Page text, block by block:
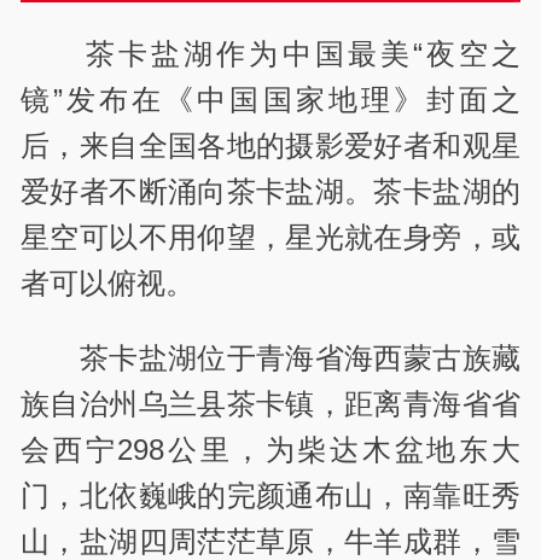
茶卡盐湖作为中国最美“夜空之
镜”发布在《中国国家地理》封面之
后，来自全国各地的摄影爱好者和观星
爱好者不断涌向茶卡盐湖。茶卡盐湖的
星空可以不用仰望，星光就在身旁，或
者可以俯视。
茶卡盐湖位于青海省海西蒙古族藏
族自治州乌兰县茶卡镇，距离青海省省
会西宁298公里，为柴达木盆地东大
门，北依巍峨的完颜通布山，南靠旺秀
山，盐湖四周茫茫草原，牛羊成群，雪